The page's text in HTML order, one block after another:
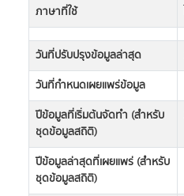
ภาษาที่ใช้
วันที่ปรับปรุงข้อมูลล่าสุด
วันที่กำหนดเผยแพร่ข้อมูล
ปีข้อมูลที่เริ่มต้นจัดทำ (สำหรับ
ชุดข้อมูลสถิติ)
ปีข้อมูลล่าสุดที่เผยแพร่ (สำหรับ
ชุดข้อมูลสถิติ)